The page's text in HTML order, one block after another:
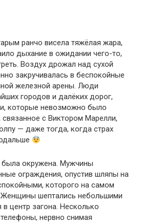
ранчо висела тяжёлая жара,
дыхание в ожидании чего-то,
Воздух дрожал над сухой
закручивалась в беспокойные
железной арены. Люди
городов и далёких дорог,
которые невозможно было
связанное с Виктором Марелли,
— даже тогда, когда страх
окружена. Мужчины
ограждения, опустив шляпы на
которого на самом
Женщины шептались небольшими
центр загона. Несколько
нервно снимая